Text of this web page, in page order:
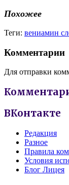
Похожее
Теги: вениамин
Комментарии
Для отправки
ВКонтакте
Редакция
Разное
Правила
Условия
Блог Лицея